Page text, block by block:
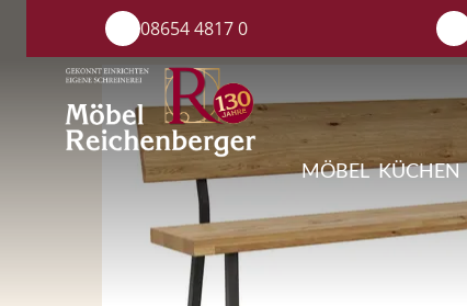
08654 4817 0
MÖBEL KÜCHEN